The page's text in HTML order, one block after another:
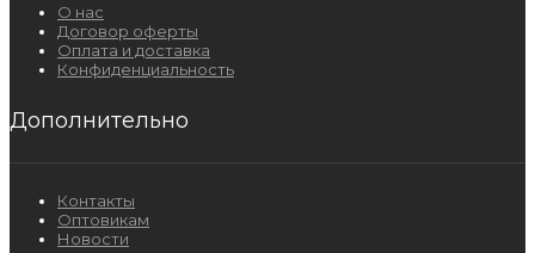
О нас
Договор оферты
Оплата и доставка
Конфиденциальность
Дополнительно
Контакты
Оптовикам
Новости